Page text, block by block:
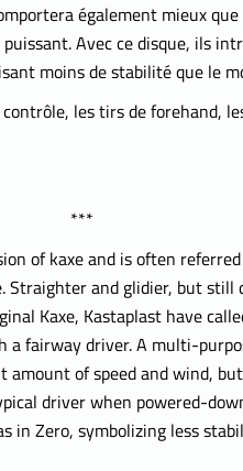
également mieux
Avec ce disque, ils
moins de stabilité que le
les tirs de forehand,
***
of kaxe and is often
Straighter and glidier, but still
Kaxe, Kastaplast have
a fairway driver. A multi-
amount of speed and wind,
driver when powered-
in Zero, symbolizing less